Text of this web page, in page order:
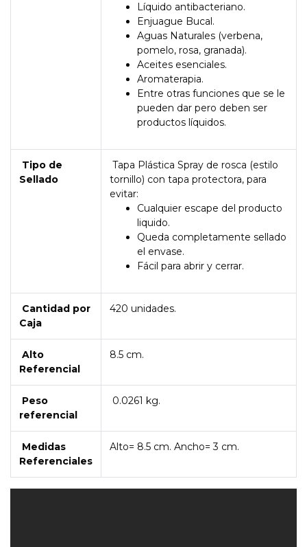
Líquido antibacteriano.
Enjuague Bucal.
Aguas Naturales (verbena,
pomelo, rosa, granada).
Aceites esenciales.
Aromaterapia.
Entre otras funciones que se le
pueden dar pero deben ser
productos líquidos.
Tipo de
Sellado
Tapa Plástica Spray de rosca (estilo
tornillo) con tapa protectora, para
evitar:
Cualquier escape del producto
liquido.
Queda completamente sellado
el envase.
Fácil para abrir y cerrar.
Cantidad por
Caja
420 unidades.
Alto
Referencial
8.5 cm.
Peso
referencial
0.0261 kg.
Medidas
Referenciales
Alto= 8.5 cm. Ancho= 3 cm.